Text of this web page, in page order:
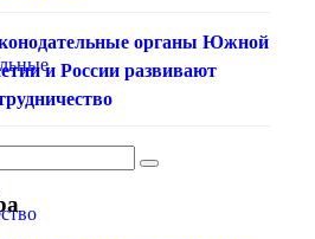
органы Южной
и России развивают